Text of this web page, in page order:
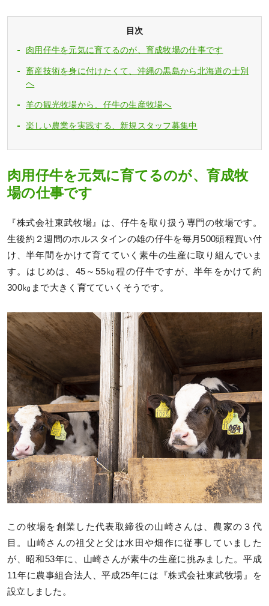
目次
肉用仔牛を元気に育てるのが、育成牧場の仕事です
畜産技術を身に付けたくて、沖縄の黒島から北海道の士別
へ
羊の観光牧場から、仔牛の生産牧場へ
楽しい農業を実践する、新規スタッフ募集中
肉用仔牛を元気に育てるのが、育成牧
場の仕事です
『株式会社東武牧場』は、仔牛を取り扱う専門の牧場です。
生後約２週間のホルスタインの雄の仔牛を毎月500頭程買い付
け、半年間をかけて育てていく素牛の生産に取り組んでいま
す。はじめは、45～55㎏程の仔牛ですが、半年をかけて約
300㎏まで大きく育てていくそうです。
この牧場を創業した代表取締役の山崎さんは、農家の３代
目。山崎さんの祖父と父は水田や畑作に従事していました
が、昭和53年に、山崎さんが素牛の生産に挑みました。平成
11年に農事組合法人、平成25年には『株式会社東武牧場』を
設立しました。